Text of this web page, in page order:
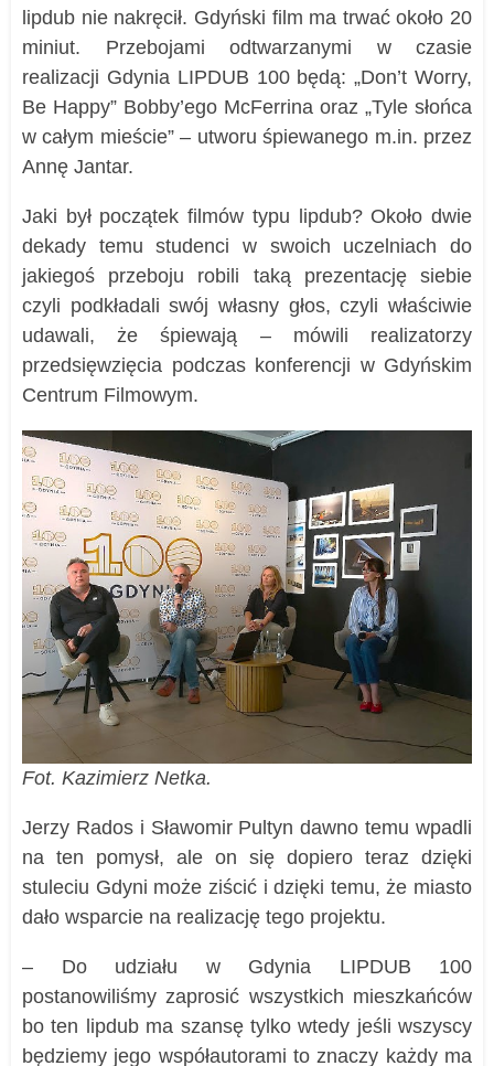
lipdub nie nakręcił. Gdyński film ma trwać około 20
miniut. Przebojami odtwarzanymi w czasie
realizacji Gdynia LIPDUB 100 będą: „Don’t Worry,
Be Happy” Bobby’ego McFerrina oraz „Tyle słońca
w całym mieście” – utworu śpiewanego m.in. przez
Annę Jantar.
Jaki był początek filmów typu lipdub? Około dwie
dekady temu studenci w swoich uczelniach do
jakiegoś przeboju robili taką prezentację siebie
czyli podkładali swój własny głos, czyli właściwie
udawali, że śpiewają – mówili realizatorzy
przedsięwzięcia podczas konferencji w Gdyńskim
Centrum Filmowym.
Fot. Kazimierz Netka.
Jerzy Rados i Sławomir Pultyn dawno temu wpadli
na ten pomysł, ale on się dopiero teraz dzięki
stuleciu Gdyni może ziścić i dzięki temu, że miasto
dało wsparcie na realizację tego projektu.
– Do udziału w Gdynia LIPDUB 100
postanowiliśmy zaprosić wszystkich mieszkańców
bo ten lipdub ma szansę tylko wtedy jeśli wszyscy
będziemy jego współautorami to znaczy każdy ma